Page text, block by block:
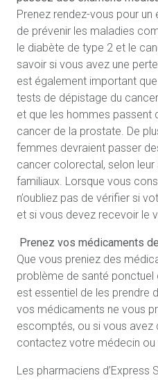
Prenez rendez-vous pour
de prévenir les maladies
le diabète de type 2 et le
savoir si vous avez une
est également important
tests de dépistage du
et que les hommes passent
cancer de la prostate. De
femmes devraient passer
cancer colorectal, selon
familiaux. Lorsque vous
n’oubliez pas de vérifier si
et si vous devez recevoir le
Prenez vos médicaments
Que vous preniez des
problème de santé ponctuel
est essentiel de les prendre
vos médicaments ne vous
escomptés, ou si vous avez
contactez votre médecin ou
Les pharmaciens d’Express